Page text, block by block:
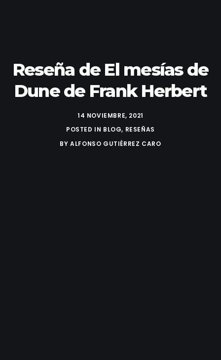
Reseña de El mesías de
Dune de Frank Herbert
14 NOVIEMBRE, 2021
POSTED IN BLOG, RESEÑAS
BYALFONSO GUTIÉRREZ CARO